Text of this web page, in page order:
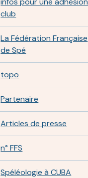
club
La Fédération Française
de Spé
topo
Partenaire
Articles de presse
n° FFS
Spéléologie à CUBA